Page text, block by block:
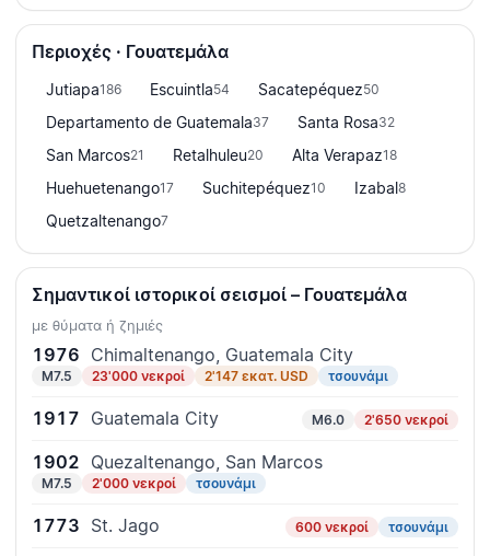
Περιοχές · Γουατεμάλα
Jutiapa186 Escuintla54 Sacatepéquez50
Departamento de Guatemala37 Santa Rosa32
San Marcos21 Retalhuleu20 Alta Verapaz18
Huehuetenango17 Suchitepéquez10 Izabal8
Quetzaltenango7
Σημαντικοί ιστορικοί σεισμοί – Γουατεμάλα
με θύματα ή ζημιές
1976 Chimaltenango, Guatemala City
M7.5 23'000 νεκροί 2'147 εκατ. USD τσουνάμι
1917 Guatemala City M6.0 2'650 νεκροί
1902 Quezaltenango, San Marcos
M7.5 2'000 νεκροί τσουνάμι
1773 St. Jago 600 νεκροί τσουνάμι